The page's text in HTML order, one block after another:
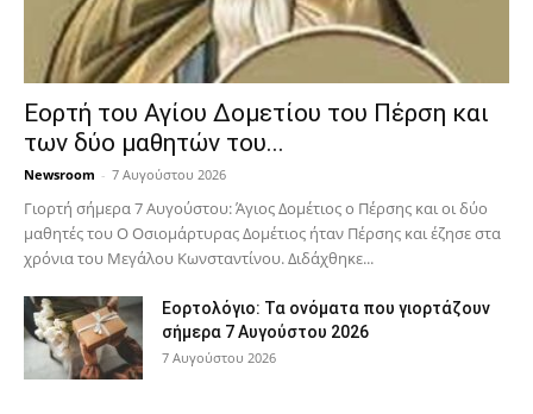
Εορτή του Αγίου Δομετίου του Πέρση και
των δύο μαθητών του...
Newsroom - 7 Αυγούστου 2026
Γιορτή σήμερα 7 Αυγούστου: Άγιος Δομέτιος ο Πέρσης και οι δύο
μαθητές του Ο Oσιομάρτυρας Δομέτιος ήταν Πέρσης και έζησε στα
χρόνια του Μεγάλου Κωνσταντίνου. Διδάχθηκε...
Εορτολόγιο: Τα ονόματα που γιορτάζουν
σήμερα 7 Αυγούστου 2026
7 Αυγούστου 2026